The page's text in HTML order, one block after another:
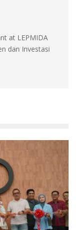
at LEPMIDA
dan Investasi